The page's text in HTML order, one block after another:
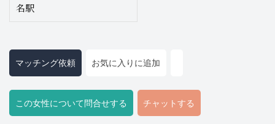
名駅
マッチング依頼 お気に入りに追加
この女性について問合せする チャットする